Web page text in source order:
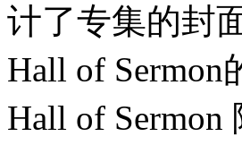
计了专集的封
Hall of
Hall of